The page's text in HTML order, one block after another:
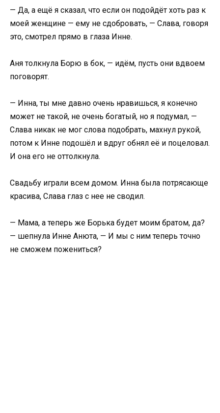
— Да, а ещё я сказал, что если он подойдёт хоть раз к
моей женщине — ему не сдобровать, — Слава, говоря
это, смотрел прямо в глаза Инне.
Аня толкнула Борю в бок, — идём, пусть они вдвоем
поговорят.
— Инна, ты мне давно очень нравишься, я конечно
может не такой, не очень богатый, но я подумал, —
Слава никак не мог слова подобрать, махнул рукой,
потом к Инне подошёл и вдруг обнял её и поцеловал.
И она его не оттолкнула.
Свадьбу играли всем домом. Инна была потрясающе
красива, Слава глаз с нее не сводил.
— Мама, а теперь же Борька будет моим братом, да?
— шепнула Инне Анюта, — И мы с ним теперь точно
не сможем пожениться?